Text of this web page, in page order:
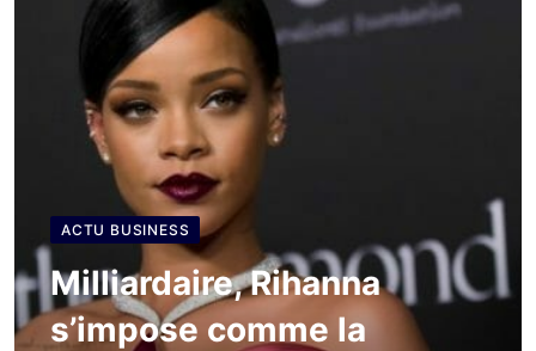
ACTU BUSINESS
Milliardaire, Rihanna
s’impose comme la